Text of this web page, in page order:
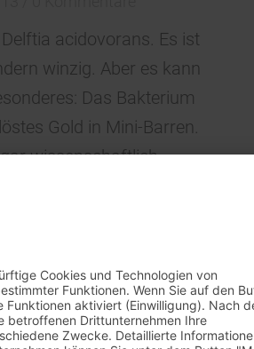
acidovorans. Es ist
winzig. Aber es kann
Das Bakterium
Gold in Mini-Barren.
wissenschaftlich
29.7. + 5.8.
in Rheinstetten leider nicht statt.